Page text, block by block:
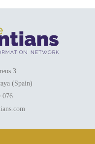
3
(Spain)
076